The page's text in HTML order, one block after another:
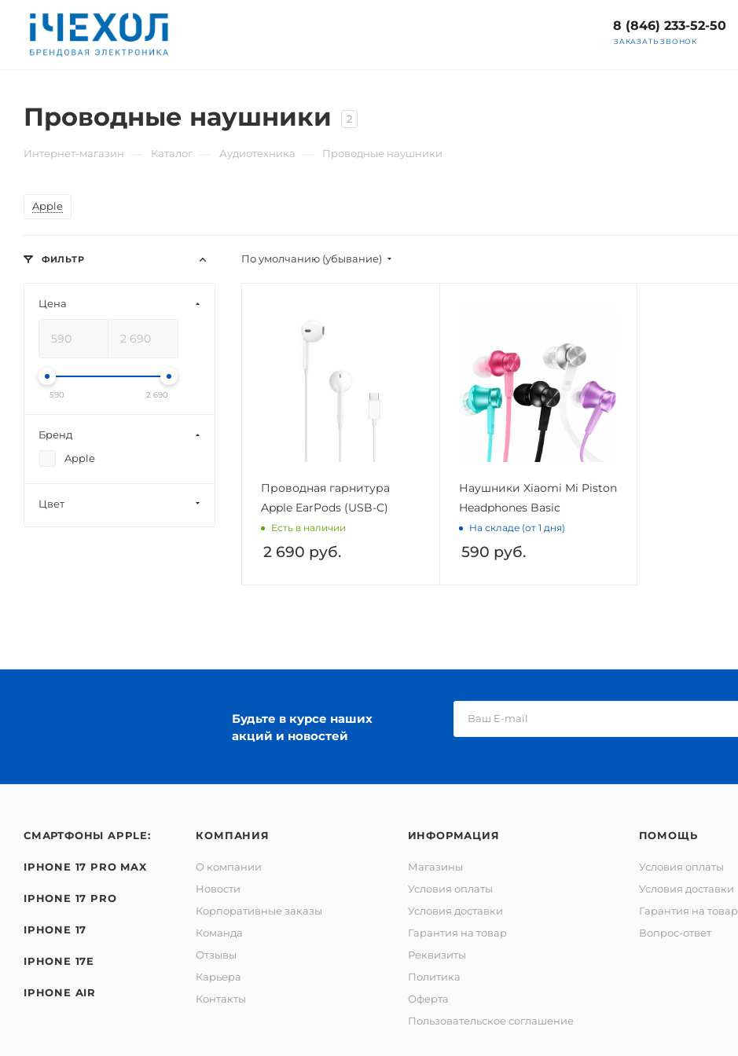
8 (846) 233-52-50
ЗАКАЗАТЬ ЗВОНОК
Проводные наушники 2
Интернет-магазин Каталог Аудиотехника Проводные наушники
Apple
По умолчанию (убывание)
Проводная гарнитура
Apple EarPods (USB-C)
Есть в наличии
2 690 руб.
Наушники Xiaomi Mi Piston
Headphones Basic
На складе (от 1 дня)
590 руб.
ФИЛЬТР
Цена
590 2 690
Бренд
Apple
Цвет
Будьте в курсе наших
акций и новостей
СМАРТФОНЫ APPLE:
IPHONE 17 PRO MAX
IPHONE 17 PRO
IPHONE 17
IPHONE 17E
IPHONE AIR
КОМПАНИЯ
О компании
Новости
Корпоративные заказы
Команда
Отзывы
Карьера
Контакты
ИНФОРМАЦИЯ
Магазины
Условия оплаты
Условия доставки
Гарантия на товар
Реквизиты
Политика
Оферта
Пользовательское соглашение
ПОМОЩЬ
Условия оплаты
Условия доставки
Гарантия на товар
Вопрос-ответ